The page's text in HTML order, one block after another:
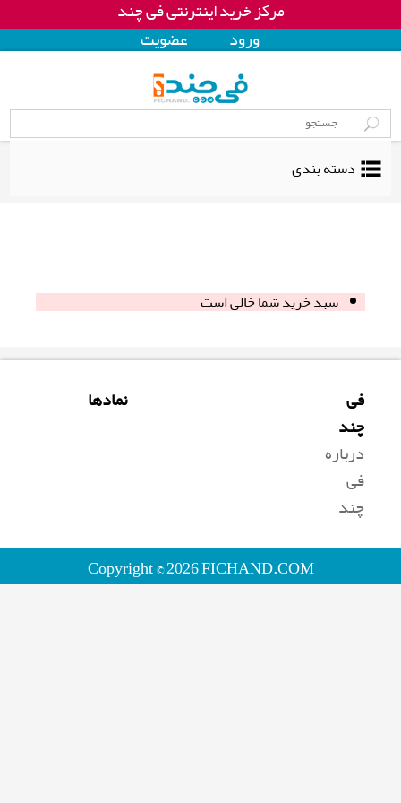
مرکز خرید اینترنتی فی چند
ورود
عضويت
دسته بندی
سبد خرید شما خالی است
فی
چند
درباره
فی
چند
نمادها
Copyright © 2026 FICHAND.COM